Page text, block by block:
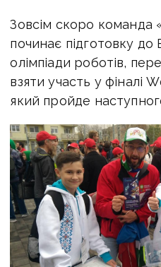
Зовсім скоро команда
починає підготовку до
олімпіади роботів,
взяти участь у фіналі
який пройде